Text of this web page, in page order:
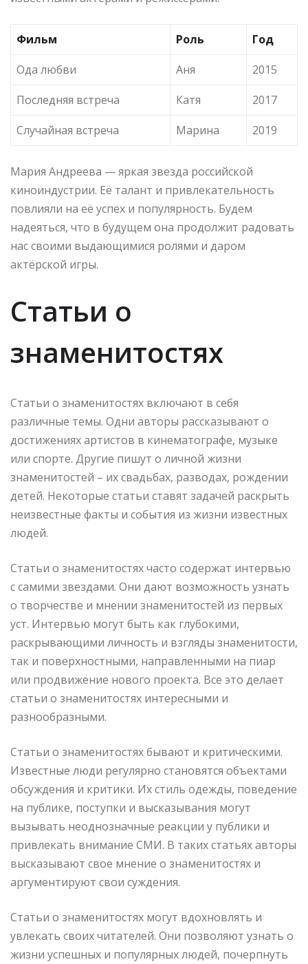
Фильм Роль
Год
Ода любви
Аня
2015
Последняя встреча
Катя
2017
Случайная встреча
Марина 2019
Мария Андреева — яркая звезда российской
киноиндустрии. Её талант и привлекательность
повлияли на её успех и популярность. Будем
надеяться, что в будущем она продолжит радовать
нас своими выдающимися ролями и даром
актёрской игры.
Статьи о
знаменитостях
Статьи о знаменитостях включают в себя
различные темы. Одни авторы рассказывают о
достижениях артистов в кинематографе, музыке
или спорте. Другие пишут о личной жизни
знаменитостей – их свадьбах, разводах, рождении
детей. Некоторые статьи ставят задачей раскрыть
неизвестные факты и события из жизни известных
людей.
Статьи о знаменитостях часто содержат интервью
с самими звездами. Они дают возможность узнать
о творчестве и мнении знаменитостей из первых
уст. Интервью могут быть как глубокими,
раскрывающими личность и взгляды знаменитости,
так и поверхностными, направленными на пиар
или продвижение нового проекта. Все это делает
статьи о знаменитостях интересными и
разнообразными.
Статьи о знаменитостях бывают и критическими.
Известные люди регулярно становятся объектами
обсуждения и критики. Их стиль одежды, поведение
на публике, поступки и высказывания могут
вызывать неоднозначные реакции у публики и
привлекать внимание СМИ. В таких статьях авторы
высказывают свое мнение о знаменитостях и
аргументируют свои суждения.
Статьи о знаменитостях могут вдохновлять и
увлекать своих читателей. Они позволяют узнать о
жизни успешных и популярных людей, почерпнуть